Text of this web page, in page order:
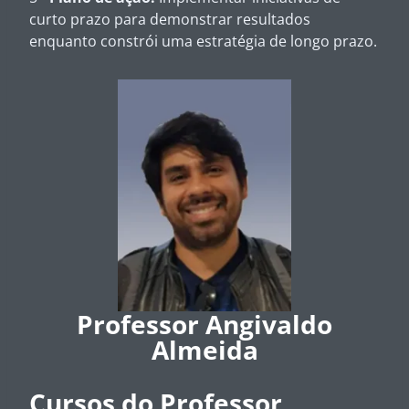
curto prazo para demonstrar resultados
enquanto constrói uma estratégia de longo prazo.
Professor Angivaldo
Almeida